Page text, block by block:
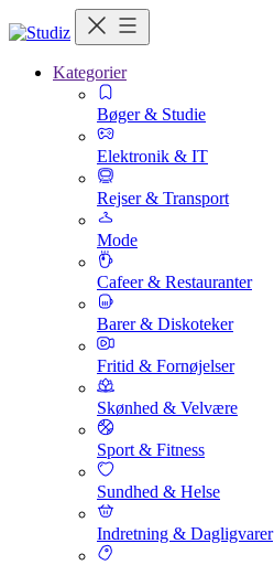
Kategorier
Bøger & Studie
Elektronik & IT
Rejser & Transport
Mode
Cafeer & Restauranter
Barer & Diskoteker
Fritid & Fornøjelser
Skønhed & Velvære
Sport & Fitness
Sundhed & Helse
Indretning & Dagligvarer